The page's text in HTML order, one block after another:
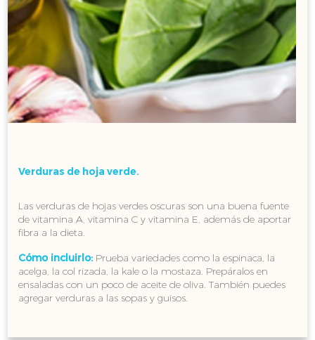
Verduras de hoja verde.
Las verduras de hojas verdes oscuras son una buena fuente
de vitamina A, vitamina C y vitamina E, además de aportar
fibra a la dieta.
Cómo incluirlo:Prueba variedades como la espinaca, la
acelga, la col rizada, la kale o la mostaza. Prepáralos en
ensaladas con un poco de aceite de oliva. También puedes
agregar verduras a las sopas y guisos.